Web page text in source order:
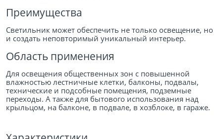
Преимущества
Светильник может обеспечить не только освещение, но
и создать неповторимый уникальный интерьер.
Область применения
Для освещения общественных зон с повышенной
влажностью лестничные клетки, балконы, подвалы,
технические и подсобные помещения, подземные
переходы. А также для бытового использования над
крыльцом, на балконе, в подвале, в хозблоке, в гараже.